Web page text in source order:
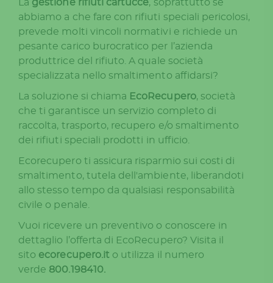
La gestione rifiuti cartucce, soprattutto se
abbiamo a che fare con rifiuti speciali pericolosi,
prevede molti vincoli normativi e richiede un
pesante carico burocratico per l’azienda
produttrice del rifiuto. A quale società
specializzata nello smaltimento affidarsi?
La soluzione si chiama EcoRecupero, società
che ti garantisce un servizio completo di
raccolta, trasporto, recupero e/o smaltimento
dei rifiuti speciali prodotti in ufficio.
Ecorecupero ti assicura risparmio sui costi di
smaltimento, tutela dell'ambiente, liberandoti
allo stesso tempo da qualsiasi responsabilità
civile o penale.
Vuoi ricevere un preventivo o conoscere in
dettaglio l’offerta di EcoRecupero? Visita il
sito ecorecupero.it o utilizza il numero
verde 800.198410.